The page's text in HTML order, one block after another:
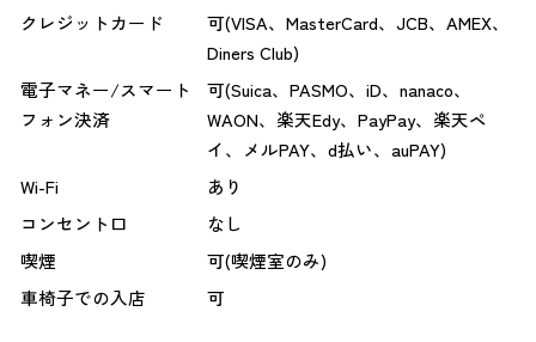
クレジットカード
可(VISA、MasterCard、JCB、AMEX、
Diners Club)
電子マネー/スマート
フォン決済
可(Suica、PASMO、iD、nanaco、
WAON、楽天Edy、PayPay、楽天ペ
イ、メルPAY、d払い、auPAY)
Wi-Fi
あり
コンセント口
なし
喫煙
可(喫煙室のみ)
車椅子での入店
可